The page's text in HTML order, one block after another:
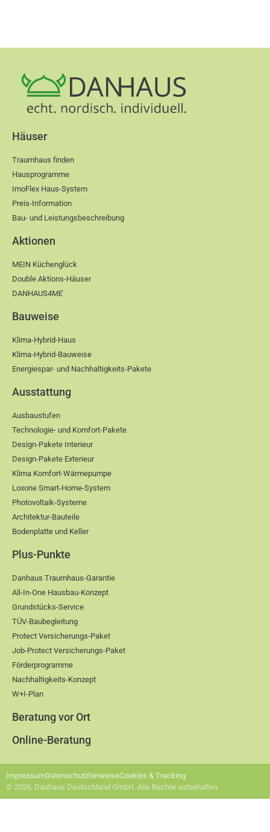
Häuser
Traumhaus finden
Hausprogramme
ImoFlex Haus-System
Preis-Information
Bau- und Leistungsbeschreibung
Aktionen
MEIN Küchenglück
Double Aktions-Häuser
DANHAUS4ME
Bauweise
Klima-Hybrid-Haus
Klima-Hybrid-Bauweise
Energiespar- und Nachhaltigkeits-Pakete
Ausstattung
Ausbaustufen
Technologie- und Komfort-Pakete
Design-Pakete Interieur
Design-Pakete Exterieur
Klima Komfort-Wärmepumpe
Loxone Smart-Home-System
Photovoltaik-Systeme
Architektur-Bauteile
Bodenplatte und Keller
Plus-Punkte
Danhaus Traumhaus-Garantie
All-In-One Hausbau-Konzept
Grundstücks-Service
TÜV-Baubegleitung
Protect Versicherungs-Paket
Job-Protect Versicherungs-Paket
Förderprogramme
Nachhaltigkeits-Konzept
W+I-Plan
Beratung vor Ort
Online-Beratung
ImpressumDatenschutzhinweiseCookies & Tracking
© 2026, Danhaus Deutschland GmbH, Alle Rechte vorbehalten.